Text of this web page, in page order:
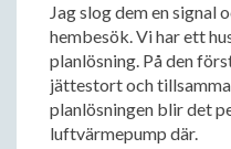
Jag slog dem en signal
hembesök. Vi har ett
planlösning. På den
jättestort och
planlösningen blir det
luftvärmepump där.